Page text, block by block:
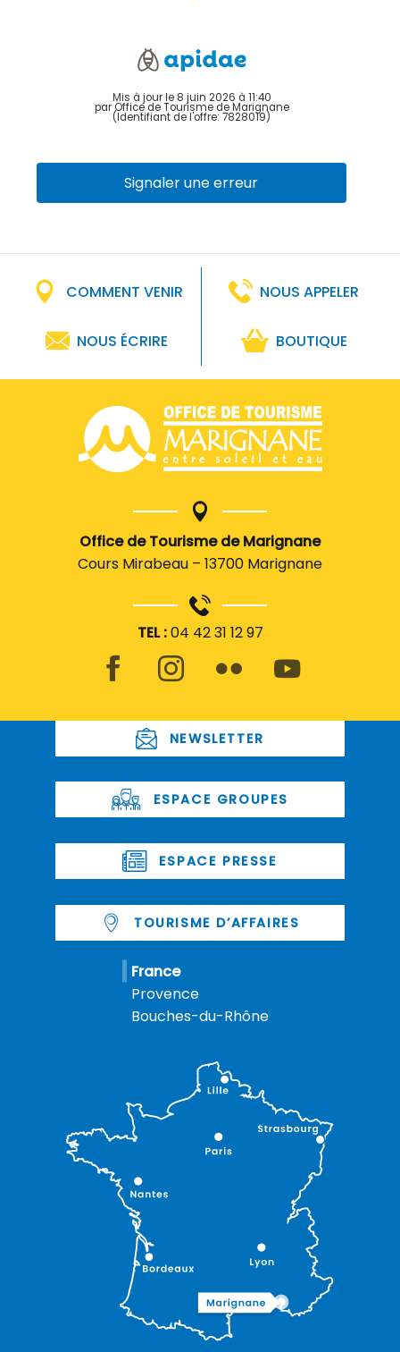
Mis à jour le 8 juin 2026 à 11:40
par Office de Tourisme de Marignane
(Identifiant de l'offre: 7828019)
Signaler une erreur
COMMENT VENIR NOUS APPELER
NOUS ÉCRIRE BOUTIQUE
Office de Tourisme de Marignane
Cours Mirabeau – 13700 Marignane
TEL :04 42 31 12 97
NEWSLETTER
ESPACE GROUPES
ESPACE PRESSE
TOURISME D’AFFAIRES
France
Provence
Bouches-du-Rhône